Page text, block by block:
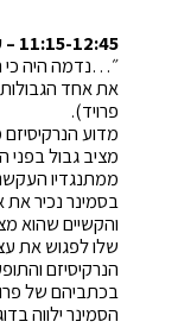
11:15-12:45 – על נרקיסיזם וטיפול – ד״ר שרון שטרית
״…נדמה היה כי
את אחד
פרויד).
מדוע
מציב גבול
ממתנגדיו
בסמינר נכיר את
והקשיים שהוא
שלו לפגוש את
הנרקיסיזם
בכתביהם של
הסמינר ילווה